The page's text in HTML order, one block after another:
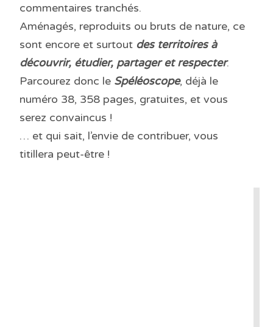
commentaires tranchés.
Aménagés, reproduits ou bruts de nature, ce
sont encore et surtout des territoires à
découvrir, étudier, partager et respecter.
Parcourez donc le Spéléoscope, déjà le
numéro 38, 358 pages, gratuites, et vous
serez convaincus !
… et qui sait, l’envie de contribuer, vous
titillera peut-être !